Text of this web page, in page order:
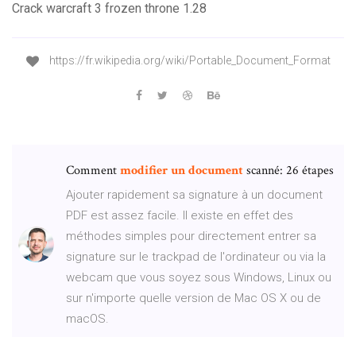
Crack warcraft 3 frozen throne 1.28
https://fr.wikipedia.org/wiki/Portable_Document_Format
Commentmodifierundocumentscanné: 26 étapes
Ajouter rapidement sa signature à un document
PDF est assez facile. Il existe en effet des
méthodes simples pour directement entrer sa
signature sur le trackpad de l'ordinateur ou via la
webcam que vous soyez sous Windows, Linux ou
sur n'importe quelle version de Mac OS X ou de
macOS.